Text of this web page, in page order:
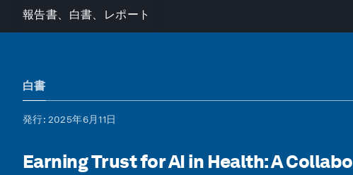
報告書、白書、レポート
白書
発行: 2025年6月11日
Earning Trust for AI in Health: A